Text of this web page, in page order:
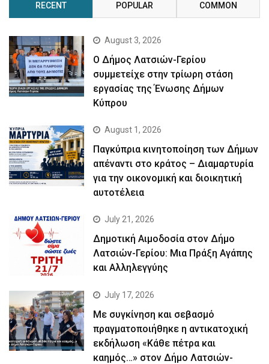
RECENT POPULAR COMMON
August 3, 2026
Ο Δήμος Λατσιών-Γερίου
συμμετείχε στην τρίωρη στάση
εργασίας της Ένωσης Δήμων
Κύπρου
August 1, 2026
Παγκύπρια κινητοποίηση των Δήμων
απέναντι στο κράτος – Διαμαρτυρία
για την οικονομική και διοικητική
αυτοτέλεια
July 21, 2026
Δημοτική Αιμοδοσία στον Δήμο
Λατσιών-Γερίου: Μια Πράξη Αγάπης
και Αλληλεγγύης
July 17, 2026
Με συγκίνηση και σεβασμό
πραγματοποιήθηκε η αντικατοχική
εκδήλωση «Κάθε πέτρα και
καημός…» στον Δήμο Λατσιών-